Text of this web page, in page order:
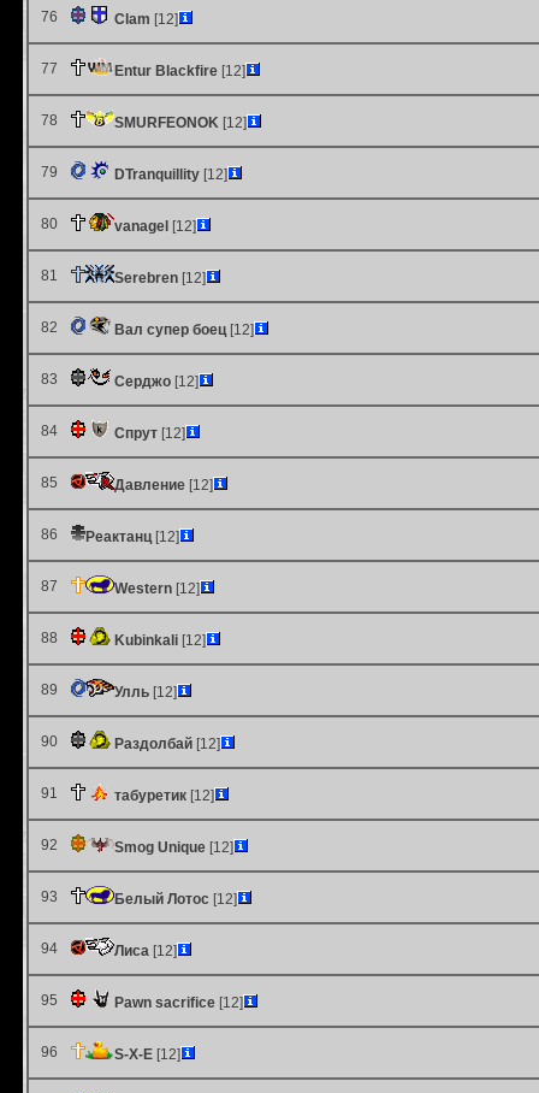
76 Clam [12]
77 Entur Blackfire [12]
78 SMURFEONOK [12]
79 DTranquillity [12]
80 vanagel [12]
81 Serebren [12]
82 Вал супер боец[12]
83 Серджо [12]
84 Спрут [12]
85 Давление [12]
86 Реактанц[12]
87 Western [12]
88 Kubinkali [12]
89 Улль [12]
90 Раздолбай [12]
91 табуретик [12]
92 Smog Unique [12]
93 Белый Лотос [12]
94 Лиса [12]
95 Pawn sacrifice [12]
96 S-X-E [12]